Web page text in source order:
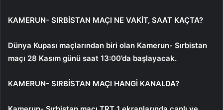
KAMERUN- SIRBİSTAN MAÇI NE VAKİT, SAAT KAÇTA?
Dünya Kupası maçlarından biri olan Kamerun- Sırbistan
maçı 28 Kasım günü saat 13:00’da başlayacak.
KAMERUN- SIRBİSTAN MAÇI HANGİ KANALDA?